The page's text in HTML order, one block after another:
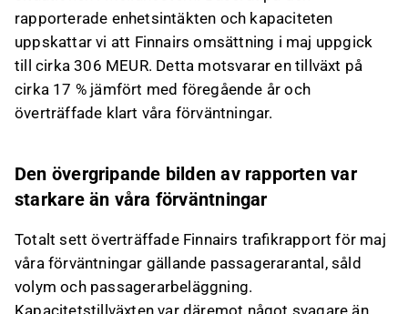
rapporterade enhetsintäkten och kapaciteten
uppskattar vi att Finnairs omsättning i maj uppgick
till cirka 306 MEUR. Detta motsvarar en tillväxt på
cirka 17 % jämfört med föregående år och
överträffade klart våra förväntningar.
Den övergripande bilden av rapporten var
starkare än våra förväntningar
Totalt sett överträffade Finnairs trafikrapport för maj
våra förväntningar gällande passagerarantal, såld
volym och passagerarbeläggning.
Kapacitetstillväxten var däremot något svagare än